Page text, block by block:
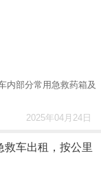
内部分常用急救药箱及
2025年04月24日
救车出租，按公里